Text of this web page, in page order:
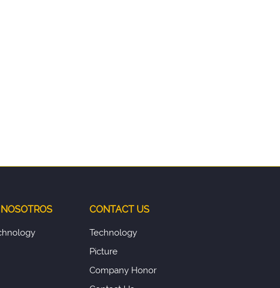
CONTACT US
Technology
Picture
Company Honor